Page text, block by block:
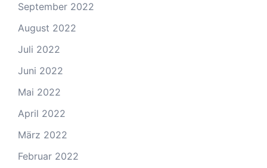
September 2022
August 2022
Juli 2022
Juni 2022
Mai 2022
April 2022
März 2022
Februar 2022